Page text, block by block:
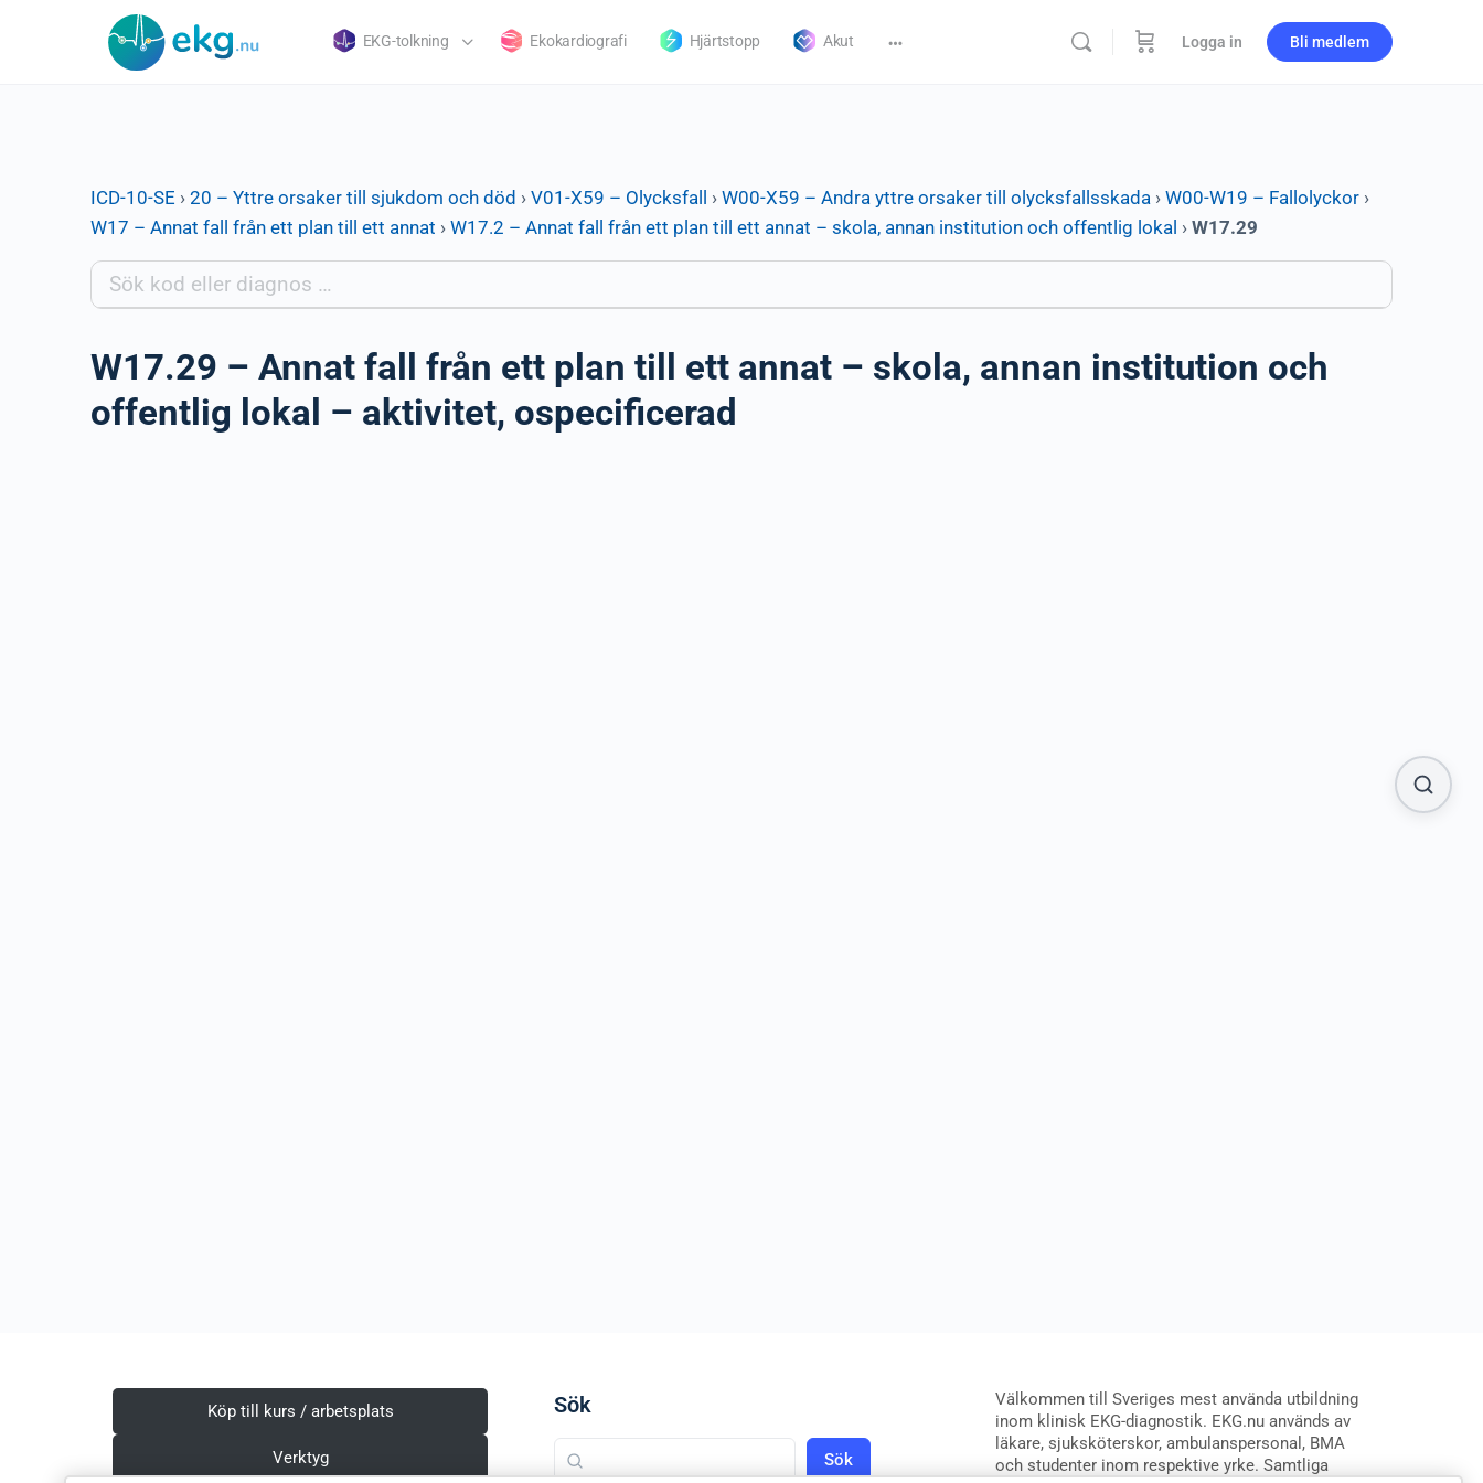
EKG-tolkning Ekokardiografi Hjärtstopp Akut Logga in Bli medlem
ICD-10-SE › 20 – Yttre orsaker till sjukdom och död › V01-X59 – Olycksfall › W00-X59 – Andra yttre orsaker till olycksfallsskada › W00-W19 – Fallolyckor ›
W17 – Annat fall från ett plan till ett annat › W17.2 – Annat fall från ett plan till ett annat – skola, annan institution och offentlig lokal › W17.29
W17.29 – Annat fall från ett plan till ett annat – skola, annan institution och
offentlig lokal – aktivitet, ospecificerad
Köp till kurs / arbetsplats
Verktyg
Sök
Sök
Välkommen till Sveriges mest använda utbildning
inom klinisk EKG-diagnostik. EKG.nu används av
läkare, sjuksköterskor, ambulanspersonal, BMA
och studenter inom respektive yrke. Samtliga